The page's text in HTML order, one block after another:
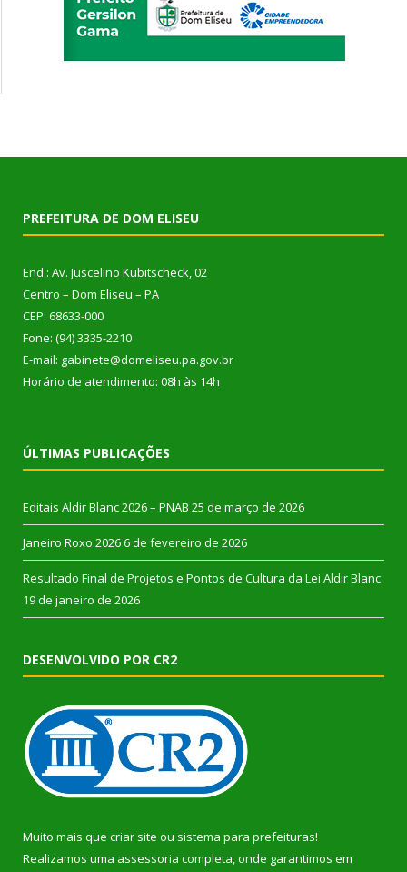
PREFEITURA DE DOM ELISEU
End.: Av. Juscelino Kubitscheck, 02
Centro – Dom Eliseu – PA
CEP: 68633-000
Fone: (94) 3335-2210
E-mail: gabinete@domeliseu.pa.gov.br
Horário de atendimento: 08h às 14h
ÚLTIMAS PUBLICAÇÕES
Editais Aldir Blanc 2026 – PNAB 25 de março de 2026
Janeiro Roxo 2026 6 de fevereiro de 2026
Resultado Final de Projetos e Pontos de Cultura da Lei Aldir Blanc
19 de janeiro de 2026
DESENVOLVIDO POR CR2
Muito mais que criar site ou sistema para prefeituras!
Realizamos uma assessoria completa, onde garantimos em